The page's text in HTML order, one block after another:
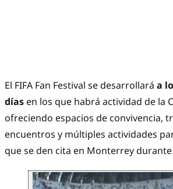
El FIFA Fan Festival se desarrollará a
días en los que habrá actividad de la
ofreciendo espacios de convivencia,
encuentros y múltiples actividades
que se den cita en Monterrey